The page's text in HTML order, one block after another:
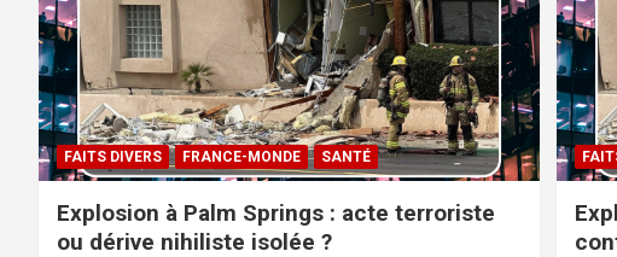
FAITS DIVERS FRANCE-MONDE SANTÉ
Explosion à Palm Springs : acte terroriste
ou dérive nihiliste isolée ?